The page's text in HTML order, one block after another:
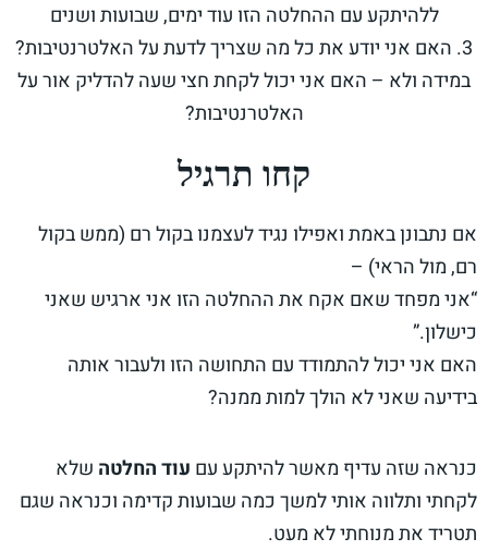
ללהיתקע עם ההחלטה הזו עוד ימים, שבועות ושנים
3. האם אני יודע את כל מה שצריך לדעת על האלטרנטיבות?
במידה ולא – האם אני יכול לקחת חצי שעה להדליק אור על
האלטרנטיבות?
קחו תרגיל
אם נתבונן באמת ואפילו נגיד לעצמנו בקול רם (ממש בקול
רם, מול הראי) –
“אני מפחד שאם אקח את ההחלטה הזו אני ארגיש שאני
כישלון.”
האם אני יכול להתמודד עם התחושה הזו ולעבור אותה
בידיעה שאני לא הולך למות ממנה?
כנראה שזה עדיף מאשר להיתקע עם עוד החלטה שלא
לקחתי ותלווה אותי למשך כמה שבועות קדימה וכנראה שגם
תטריד את מנוחתי לא מעט.